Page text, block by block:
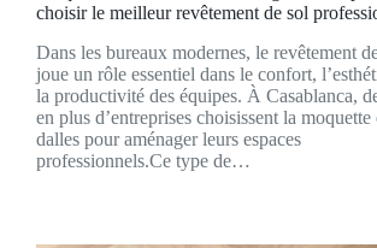
choisir le meilleur revêtement de sol
Dans les bureaux modernes, le revêtement
joue un rôle essentiel dans le confort,
la productivité des équipes. À Casablanca,
en plus d’entreprises choisissent la moquette
dalles pour aménager leurs espaces
professionnels.Ce type de…